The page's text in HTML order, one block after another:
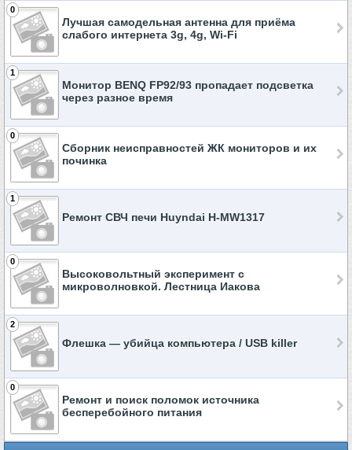
0
Лучшая самодельная антенна для приёма
слабого интернета 3g, 4g, Wi-Fi
1
Монитор BENQ FP92/93 пропадает подсветка
через разное время
0
Сборник неисправностей ЖК мониторов и их
починка
1
Ремонт СВЧ печи Huyndai H-MW1317
0
Высоковольтный эксперимент с
микроволновкой. Лестница Иакова
2
Флешка — убийца компьютера / USB killer
0
Ремонт и поиск поломок источника
бесперебойного питания